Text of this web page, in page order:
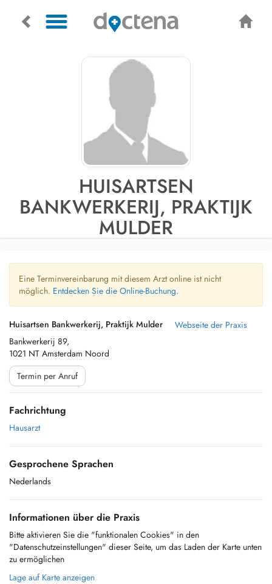
HUISARTSEN
BANKWERKERIJ, PRAKTIJK
MULDER
Eine Terminvereinbarung mit diesem Arzt online ist nicht
möglich. Entdecken Sie die Online-Buchung.
Huisartsen Bankwerkerij, Praktijk Mulder
Bankwerkerij 89,
1021 NT Amsterdam Noord
Webseite der Praxis
Termin per Anruf
Fachrichtung
Hausarzt
Gesprochene Sprachen
Nederlands
Informationen über die Praxis
Bitte aktivieren Sie die "funktionalen Cookies" in den
"Datenschutzeinstellungen" dieser Seite, um das Laden der Karte unten
zu ermöglichen
Lage auf Karte anzeigen